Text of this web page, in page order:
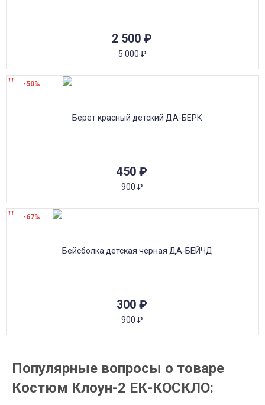
2 500 ₽
5 000₽
450 ₽
900₽
-50%
300 ₽
900₽
-67%
Популярные вопросы о товаре
Костюм Клоун-2 ЕК-КОСКЛО: